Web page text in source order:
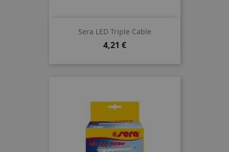
Sera LED Triple Cable
Preis
4,21 €